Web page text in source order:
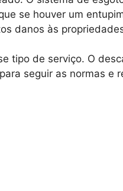
se houver um
danos às
tipo de serviço. O
seguir as normas e